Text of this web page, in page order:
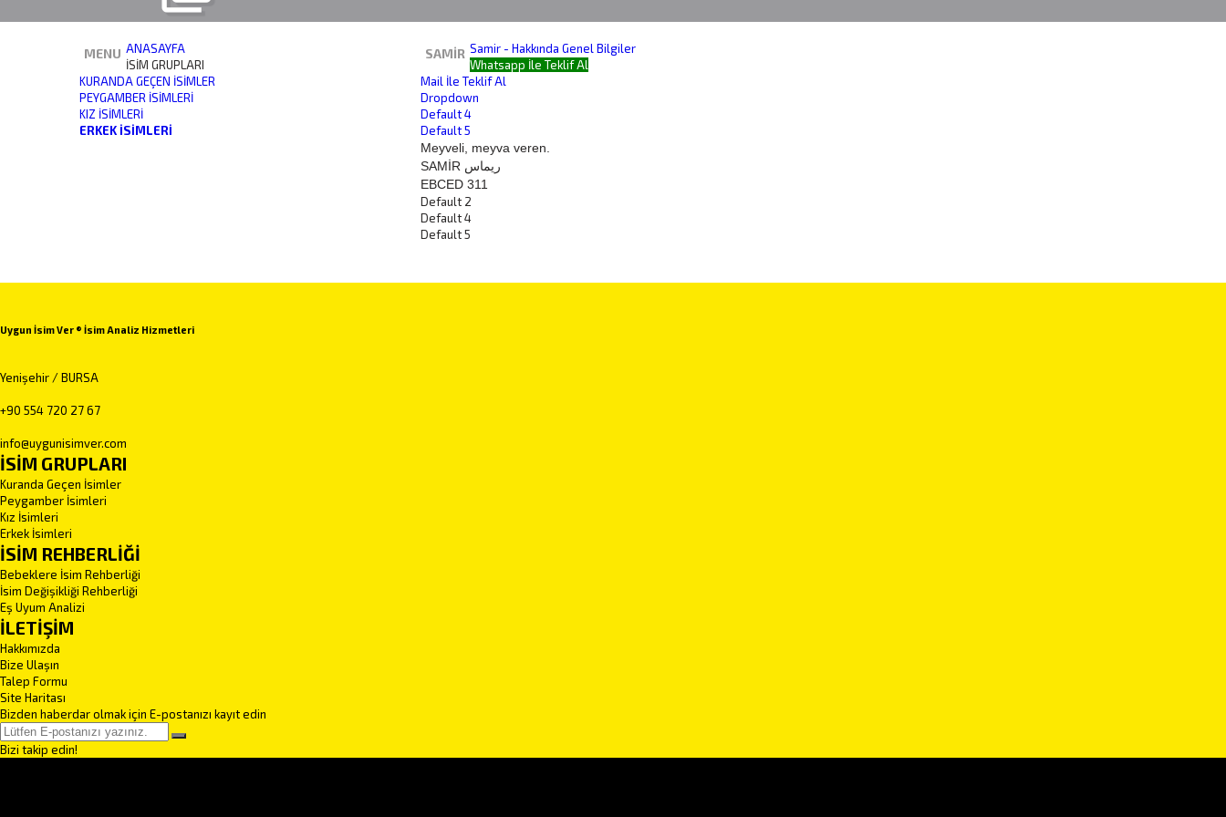
SAMIR Samir - Hakkında Genel Bilgiler
Whatsapp İle Teklif Al
Mail İle Teklif Al
Dropdown
Default 4
Default 5
Meyveli, meyva veren.
SAMİR ريماس
EBCED 311
Default 2
Default 4
Default 5
MENU ANASAYFA
İSİM GRUPLARI
KURANDA GEÇEN İSIMLER
PEYGAMBER İSIMLERI
KIZ İSIMLERI
ERKEK İSIMLERI
Uygun İsim Ver ® İsim Analiz Hizmetleri
Yenişehir / BURSA
+90 554 720 27 67
info@uygunisimver.com
İSİM GRUPLARI
Kuranda Geçen İsimler
Peygamber İsimleri
Kız İsimleri
Erkek İsimleri
İSİM REHBERLİĞİ
Bebeklere İsim Rehberliği
İsim Değişikliği Rehberliği
Eş Uyum Analizi
İLETİŞİM
Hakkımızda
Bize Ulaşın
Talep Formu
Site Haritası
Bizden haberdar olmak için E-postanızı kayıt edin
Bizi takip edin!